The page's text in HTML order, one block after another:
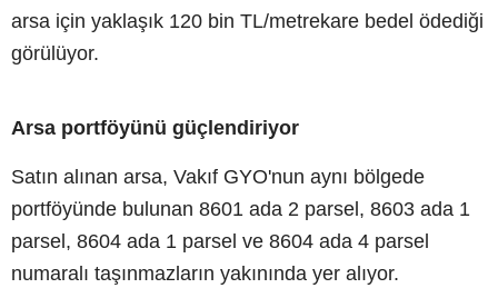
arsa için yaklaşık 120 bin TL/metrekare bedel ödediği
görülüyor.
Arsa portföyünü güçlendiriyor
Satın alınan arsa, Vakıf GYO'nun aynı bölgede
portföyünde bulunan 8601 ada 2 parsel, 8603 ada 1
parsel, 8604 ada 1 parsel ve 8604 ada 4 parsel
numaralı taşınmazların yakınında yer alıyor.